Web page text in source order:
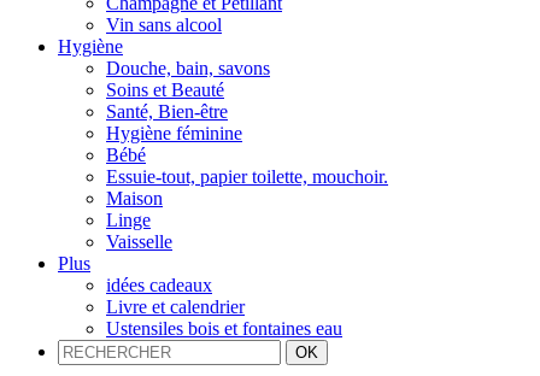
Vin sans alcool
Hygiène
Douche, bain, savons
Soins et Beauté
Santé, Bien-être
Hygiène féminine
Bébé
Essuie-tout, papier toilette, mouchoir.
Maison
Linge
Vaisselle
Plus
idées cadeaux
Livre et calendrier
Ustensiles bois et fontaines eau